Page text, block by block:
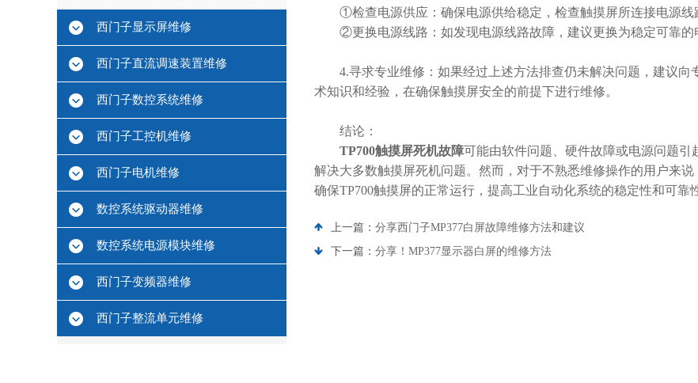
西门子显示屏维修
西门子直流调速装置维修
西门子数控系统维修
西门子工控机维修
西门子电机维修
数控系统驱动器维修
数控系统电源模块维修
西门子变频器维修
西门子整流单元维修
①检查电源供应：确保电源供给稳定，检查触摸屏所连接电源线
②更换电源线路：如发现电源线路故障，建议更换为稳定可靠的
4.寻求专业维修：如果经过上述方法排查仍未解决问题，建议向
术知识和经验，在确保触摸屏安全的前提下进行维修。
结论：
TP700触摸屏死机故障可能由软件问题、硬件故障或电源问题
解决大多数触摸屏死机问题。然而，对于不熟悉维修操作的用户来
确保TP700触摸屏的正常运行，提高工业自动化系统的稳定性和可靠
上一篇： 分享西门子MP377白屏故障维修方法和建议
下一篇： 分享！MP377显示器白屏的维修方法